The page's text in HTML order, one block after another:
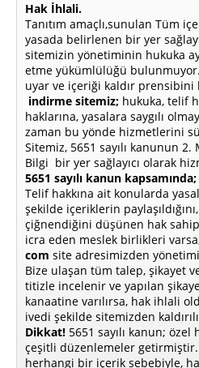
Hak İhlali.
Tanıtım amaçlı,sunulan Tüm
yasada belirlenen bir yer
sitemizin yönetiminin hukuka
etme yükümlülüğü
uyar ve içeriği kaldır
indirme sitemiz; hukuka, telif
haklarına, yasalara saygılı
zaman bu yönde hizmetlerini
Sitemiz, 5651 sayılı kanunun 2.
Bilgi bir yer sağlayıcı olarak
5651 sayılı kanun kapsamında;
Telif hakkına ait konularda
şekilde içeriklerin
çiğnendiğini düşünen hak
icra eden meslek birlikleri
com site adresimizden
Bize ulaşan tüm talep, şikayet
titizle incelenir ve yapılan
kanaatine varılırsa, hak ihlali
ivedi şekilde sitemizden
Dikkat! 5651 sayılı kanun; özel
çeşitli düzenlemeler
herhangi bir içerik sebebiyle,